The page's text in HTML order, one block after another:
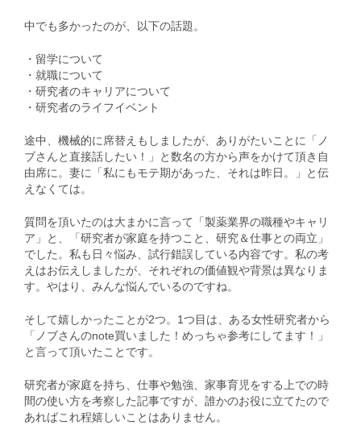
中でも多かったのが、以下の話題。
・留学について
・就職について
・研究者のキャリアについて
・研究者のライフイベント
途中、機械的に席替えもしましたが、ありがたいことに「ノ
ブさんと直接話したい！」と数名の方から声をかけて頂き自
由席に。妻に「私にもモテ期があった、それは昨日。」と伝
えなくては。
質問を頂いたのは大まかに言って「製薬業界の職種やキャリ
ア」と、「研究者が家庭を持つこと、研究＆仕事との両立」
でした。私も日々悩み、試行錯誤している内容です。私の考
えはお伝えしましたが、それぞれの価値観や背景は異なりま
す。やはり、みんな悩んでいるのですね。
そして嬉しかったことが2つ。1つ目は、ある女性研究者から
「ノブさんのnote買いました！めっちゃ参考にしてます！」
と言って頂いたことです。
研究者が家庭を持ち、仕事や勉強、家事育児をする上での時
間の使い方を考察した記事ですが、誰かのお役に立てたので
あればこれ程嬉しいことはありません。